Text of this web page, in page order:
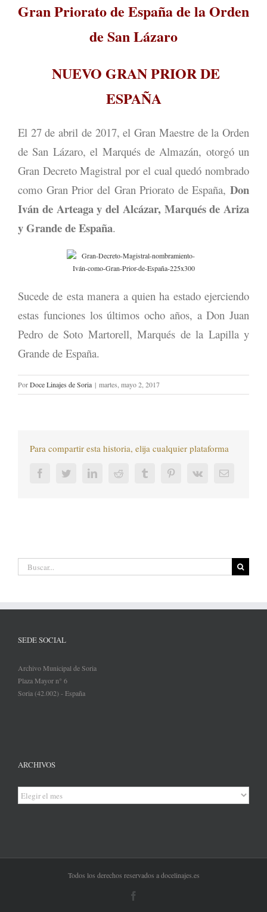
Gran Priorato de España de la Orden
de San Lázaro
NUEVO GRAN PRIOR DE
ESPAÑA
El 27 de abril de 2017, el Gran Maestre de la Orden
de San Lázaro, el Marqués de Almazán, otorgó un
Gran Decreto Magistral por el cual quedó nombrado
como Gran Prior del Gran Priorato de España, Don
Iván de Arteaga y del Alcázar, Marqués de Ariza
y Grande de España.
Sucede de esta manera a quien ha estado ejerciendo
estas funciones los últimos ocho años, a Don Juan
Pedro de Soto Martorell, Marqués de la Lapilla y
Grande de España.
PorDoce Linajes de Soria | martes, mayo 2, 2017
Para compartir esta historia, elija cualquier plataforma
FacebookTwitterLinkedInReddit Tumblr PinterestVk
Correo
Buscar:
SEDE SOCIAL
Archivo Municipal de Soria
Plaza Mayor n° 6
Soria (42.002) - España
ARCHIVOS
Archivos
Todos los derechos reservados a docelinajes.es